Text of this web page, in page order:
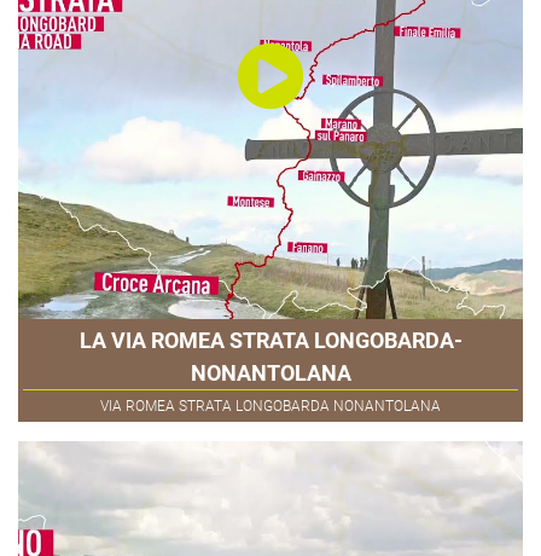
LA VIA ROMEA STRATA LONGOBARDA-
NONANTOLANA
VIA ROMEA STRATA LONGOBARDA NONANTOLANA